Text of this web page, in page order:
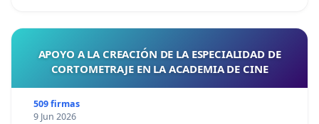
APOYO A LA CREACIÓN DE LA ESPECIALIDAD DE
CORTOMETRAJE EN LA ACADEMIA DE CINE
509 firmas
9 Jun 2026